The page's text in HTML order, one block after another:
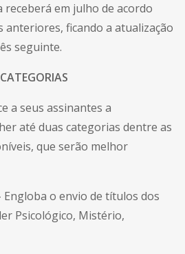
receberá em julho de acordo
anteriores, ficando a atualização
seguinte.
a seus assinantes a
até duas categorias dentre as
que serão melhor
Engloba o envio de títulos dos
Psicológico, Mistério,